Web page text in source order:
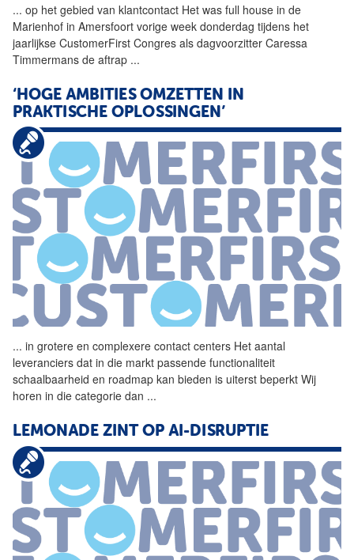
... op het gebied van klantcontact Het was full house in de
Marienhof in Amersfoort vorige week donderdag tijdens het
jaarlijkse CustomerFirst Congres als dagvoorzitter Caressa
Timmermans de aftrap ...
‘HOGE AMBITIES OMZETTEN IN
PRAKTISCHE OPLOSSINGEN’
... in grotere en complexere contact centers Het aantal
leveranciers dat in die markt passende functionaliteit
schaalbaarheid en roadmap kan bieden is uiterst beperkt Wij
horen in die categorie dan ...
LEMONADE ZINT OP AI-DISRUPTIE